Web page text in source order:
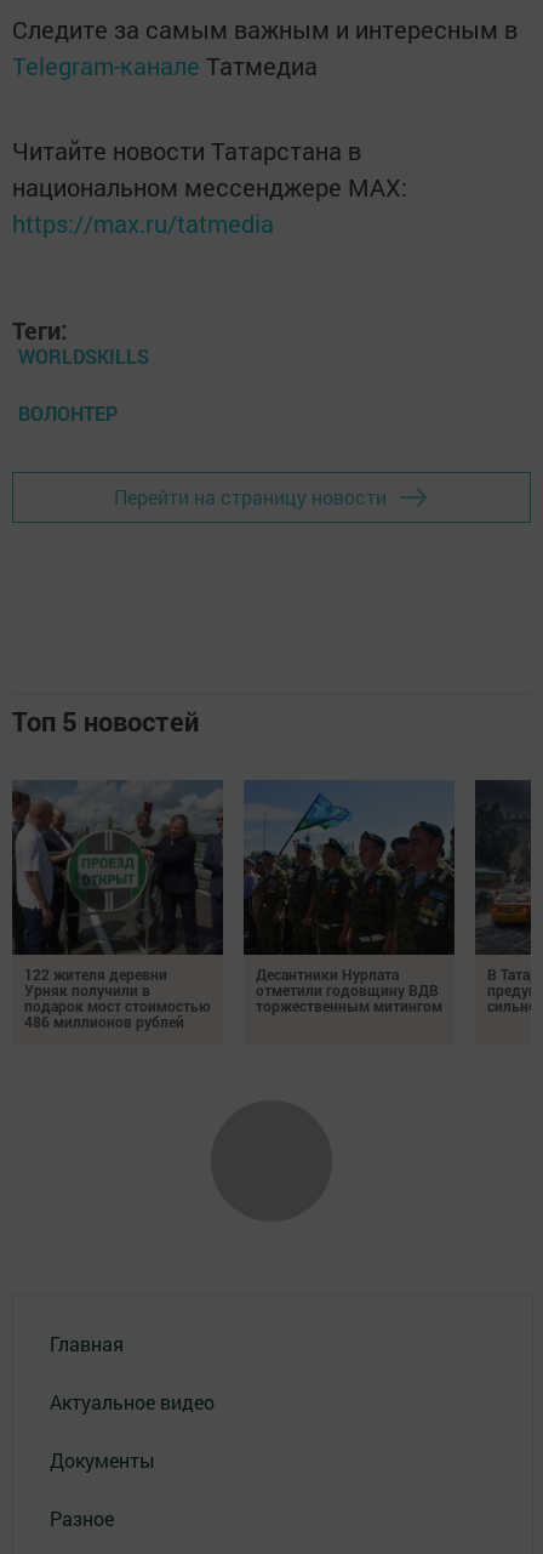
Следите за самым важным и интересным в
Telegram-канале Татмедиа
Читайте новости Татарстана в
национальном мессенджере MАХ:
https://max.ru/tatmedia
Теги:
WORLDSKILLS
ВОЛОНТЕР
Перейти на страницу новости
Топ 5 новостей
122 жителя деревни
Урняк получили в
подарок мост стоимостью
486 миллионов рублей
Десантники Нурлата
отметили годовщину ВДВ
торжественным митингом
В
Главная
Актуальное видео
Документы
Разное